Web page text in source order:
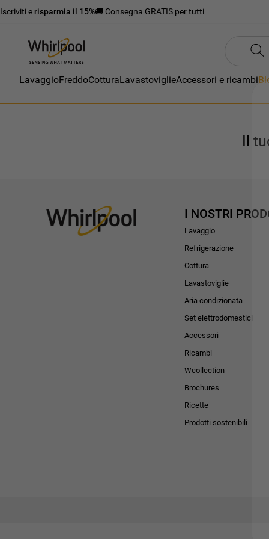
Iscriviti e risparmia il 15%🚚 Consegna GRATIS per tutti
LavaggioFreddoCotturaLavastoviglieAccessori e ricambi
Il
I NOSTRI
Lavaggio
Refrigerazione
Cottura
Lavastoviglie
Aria condizionata
Set elettrodomestici
Accessori
Ricambi
Wcollection
Brochures
Ricette
Prodotti sostenibili